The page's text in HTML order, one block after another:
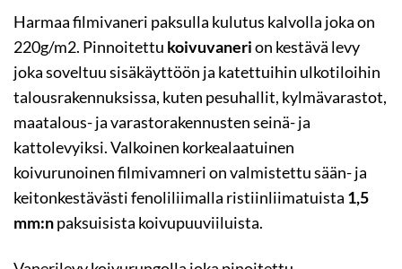
Harmaa filmivaneri paksulla kulutus kalvolla joka on
220g/m2. Pinnoitettu koivuvanerion kestävä levy
joka soveltuu sisäkäyttöön ja katettuihin ulkotiloihin
talousrakennuksissa, kuten pesuhallit, kylmävarastot,
maatalous- ja varastorakennusten seinä- ja
kattolevyiksi. Valkoinen korkealaatuinen
koivurunoinen filmivamneri on valmistettu sään- ja
keitonkestävästi fenoliliimalla ristiinliimatuista 1,5
mm:npaksuisista koivupuuviiluista.